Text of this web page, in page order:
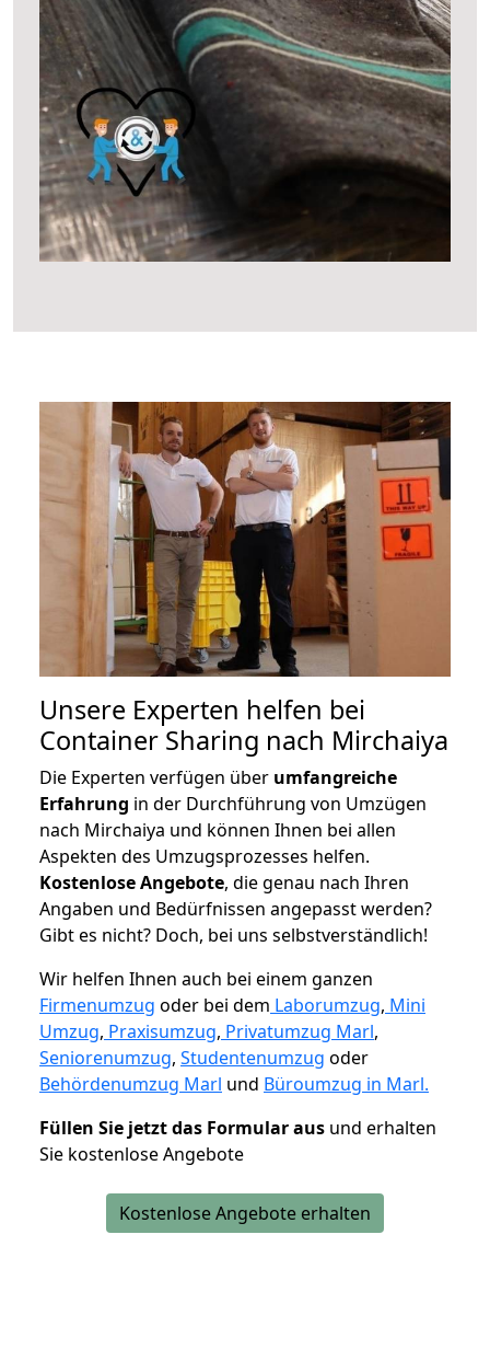
Unsere Experten helfen bei
Container Sharing nach Mirchaiya
Die Experten verfügen über umfangreiche
Erfahrung in der Durchführung von Umzügen
nach Mirchaiya und können Ihnen bei allen
Aspekten des Umzugsprozesses helfen.
Kostenlose Angebote, die genau nach Ihren
Angaben und Bedürfnissen angepasst werden?
Gibt es nicht? Doch, bei uns selbstverständlich!
Wir helfen Ihnen auch bei einem ganzen
Firmenumzug oder bei dem Laborumzug, Mini
Umzug, Praxisumzug, Privatumzug Marl,
Seniorenumzug, Studentenumzug oder
Behördenumzug Marl und Büroumzug in Marl.
Füllen Sie jetzt das Formular aus und erhalten
Sie kostenlose Angebote
Kostenlose Angebote erhalten